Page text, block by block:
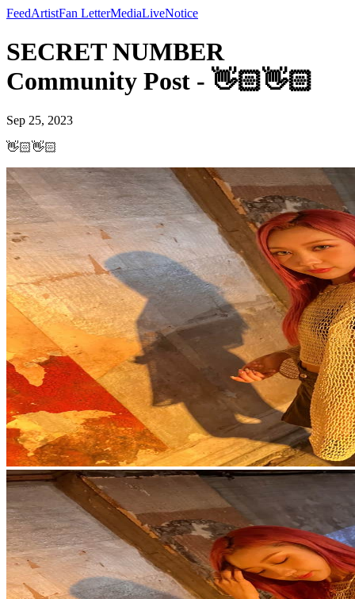
FeedArtistFan LetterMediaLiveNotice
SECRET NUMBER
Community Post - 👋🏻👋🏻
Sep 25, 2023
👋🏻👋🏻